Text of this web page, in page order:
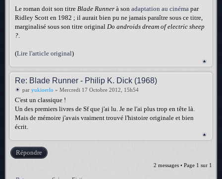
Le roman doit son titre Blade Runner à son adaptation au cinéma par
Ridley Scott en 1982 ; il aurait bien pu ne jamais paraître sous ce titre,
marginalisé sous son titre original Do androids dream of electric sheep
?.
(Lire l'article original)
Re: Blade Runner - Philip K. Dick (1968)
par yukioerlo » Mercredi 17 Octobre 2012, 15h54
C'est un classique !
Un des premiers livres de Sf que j'ai lu. Je ne l'ai plus trop en tête là.
Mais de mémoire j'avais vraiment trouvé l'histoire originale et bien
écrit.
Répondre
2 messages • Page 1 sur 1